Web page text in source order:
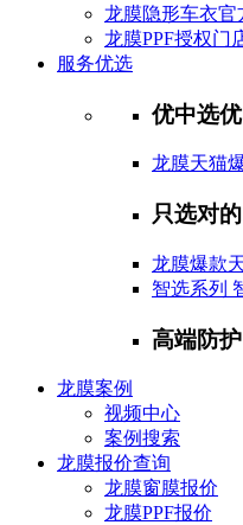
龙膜隐形车衣官
龙膜PPF授权门
服务优选
优中选
龙膜天猫
只选对
龙膜爆款
智选系列
高端防
龙膜案例
视频中心
案例搜索
龙膜报价查询
龙膜窗膜报价
龙膜PPF报价